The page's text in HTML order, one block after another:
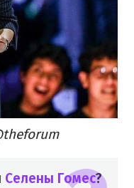
Селены Гомес?